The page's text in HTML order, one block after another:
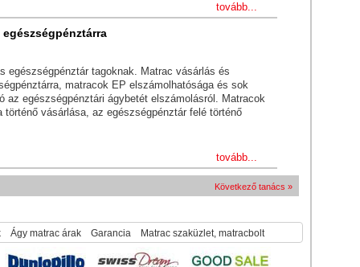
tovább...
egészségpénztár tagoknak. Matrac vásárlás és
matracok EP elszámolhatósága és sok
az egészségpénztári ágybetét elszámolásról. Matracok
történő vásárlása, az egészségpénztár felé történő
tovább...
Következő tanács »
Ágy matrac árak Garancia Matrac szaküzlet, matracbolt